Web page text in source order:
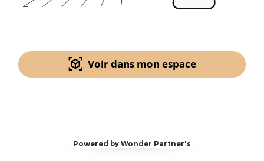
Voir dans mon espace
Powered by Wonder Partner's